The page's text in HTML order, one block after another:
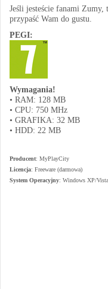
Jeśli jesteście fanami
przypaść Wam do gustu.
PEGI:
Wymagania!
• RAM: 128 MB
• CPU: 750 MHz
• GRAFIKA: 32 MB
• HDD: 22 MB
Producent: MyPlayCity
Licencja: Freeware (darmowa)
System Operacyjny: Windows XP/